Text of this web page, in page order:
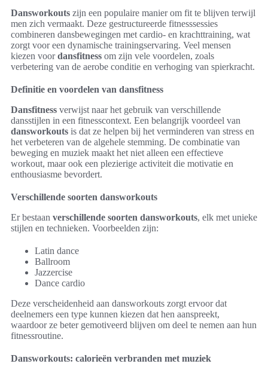
Dansworkouts zijn een populaire manier om fit te blijven terwijl
men zich vermaakt. Deze gestructureerde fitnesssessies
combineren dansbewegingen met cardio- en krachttraining, wat
zorgt voor een dynamische trainingservaring. Veel mensen
kiezen voordansfitness om zijn vele voordelen, zoals
verbetering van de aerobe conditie en verhoging van spierkracht.
Definitie en voordelen van dansfitness
Dansfitness verwijst naar het gebruik van verschillende
dansstijlen in een fitnesscontext. Een belangrijk voordeel van
dansworkouts is dat ze helpen bij het verminderen van stress en
het verbeteren van de algehele stemming. De combinatie van
beweging en muziek maakt het niet alleen een effectieve
workout, maar ook een plezierige activiteit die motivatie en
enthousiasme bevordert.
Verschillende soorten dansworkouts
Er bestaan verschillende soorten dansworkouts, elk met unieke
stijlen en technieken. Voorbeelden zijn:
Latin dance
Ballroom
Jazzercise
Dance cardio
Deze verscheidenheid aan dansworkouts zorgt ervoor dat
deelnemers een type kunnen kiezen dat hen aanspreekt,
waardoor ze beter gemotiveerd blijven om deel te nemen aan hun
fitnessroutine.
Dansworkouts: calorieën verbranden met muziek